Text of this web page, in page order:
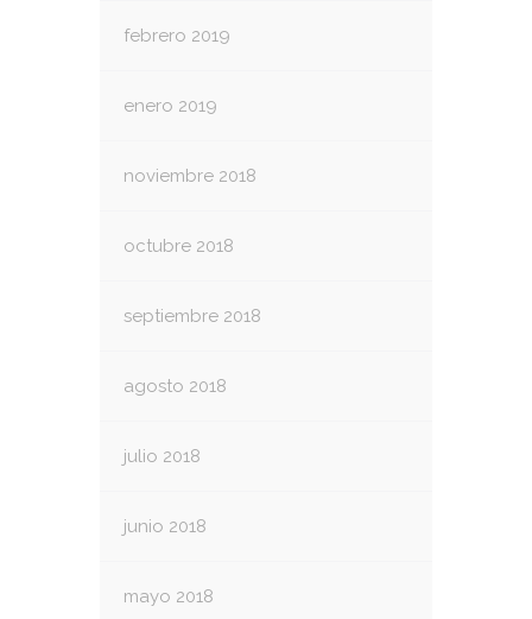
febrero 2019
enero 2019
noviembre 2018
octubre 2018
septiembre 2018
agosto 2018
julio 2018
junio 2018
mayo 2018